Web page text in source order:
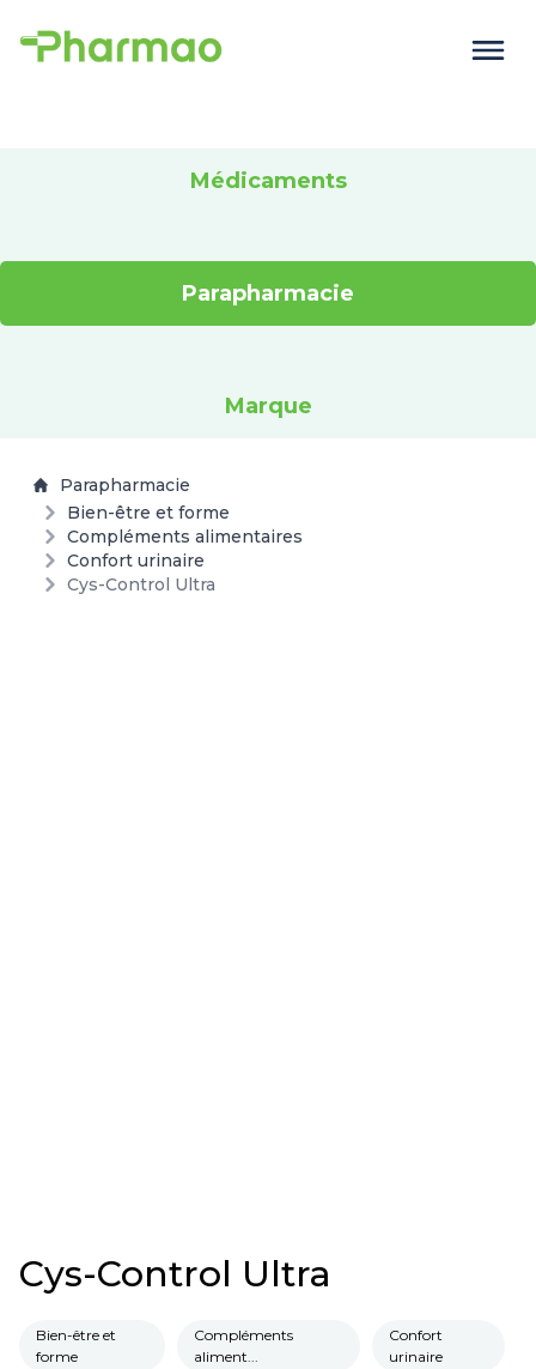
Médicaments
Parapharmacie
Marque
Parapharmacie
Bien-être et forme
Compléments alimentaires
Confort urinaire
Cys-Control Ultra
Cys-Control Ultra
Bien-être et
forme
Compléments
aliment...
Confort
urinaire